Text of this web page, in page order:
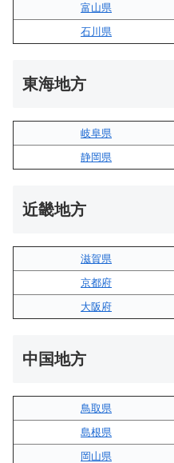
富山県
石川県
東海地方
岐阜県
静岡県
近畿地方
滋賀県
京都府
大阪府
中国地方
鳥取県
島根県
岡山県